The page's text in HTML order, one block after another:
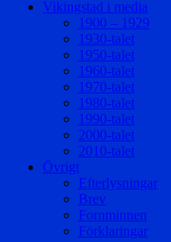
Vikingstad i media
1900 – 1929
1930-talet
1950-talet
1960-talet
1970-talet
1980-talet
1990-talet
2000-talet
2010-talet
Övrigt
Efterlysningar
Brev
Fornminnen
Förklaringar